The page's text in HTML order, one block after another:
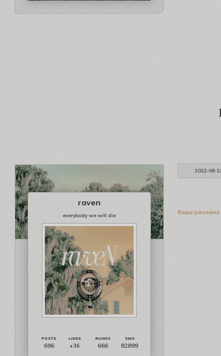
2022-08-
raven
everybody we will die
696 +36 666 82899
Ваша реклама